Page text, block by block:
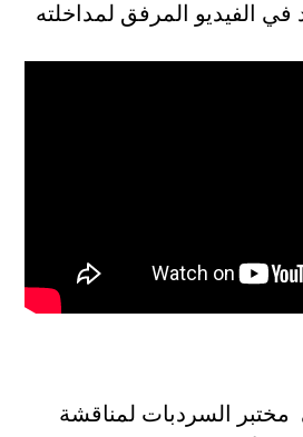
في الفيديو المرفق لمداخلته
السردبات لمناقشة